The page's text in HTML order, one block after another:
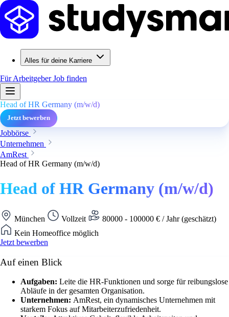
Alles für deine Karriere
Für ArbeitgeberJob finden
Head of HR Germany (m/w/d)
Jetzt bewerben
Jobbörse
Unternehmen
AmRest
Head of HR Germany (m/w/d)
Head of HR Germany (m/w/d)
München Vollzeit
80000 - 100000 € / Jahr (geschätzt)
Kein Homeoffice möglich
Jetzt bewerben
Auf einen Blick
Aufgaben: Leite die HR-Funktionen und sorge für reibungslose
Abläufe in der gesamten Organisation.
Unternehmen: AmRest, ein dynamisches Unternehmen mit
starkem Fokus auf Mitarbeiterzufriedenheit.